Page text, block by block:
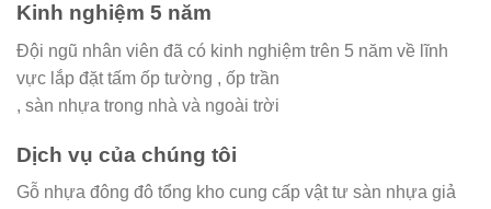
Kinh nghiệm 5 năm
Đội ngũ nhân viên đã có kinh nghiệm trên 5 năm về lĩnh
vực lắp đặt tấm ốp tường , ốp trần
, sàn nhựa trong nhà và ngoài trời
Dịch vụ của chúng tôi
Gỗ nhựa đông đô tổng kho cung cấp vật tư sàn nhựa giả